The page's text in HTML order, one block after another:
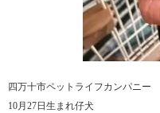
四万十市ペットライフカンパニー
10月27日生まれ仔犬